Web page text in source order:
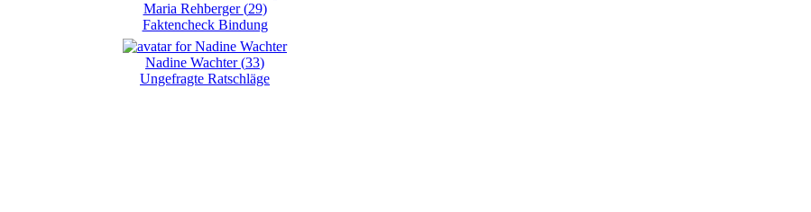
Maria Rehberger(29)
Faktencheck Bindung
Nadine Wachter(33)
Ungefragte Ratschläge